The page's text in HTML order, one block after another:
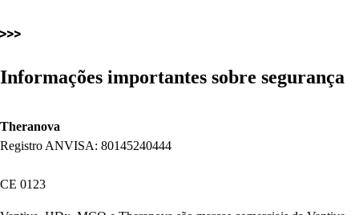
Informações importantes sobre segurança
Theranova
Registro ANVISA: 80145240444
CE 0123